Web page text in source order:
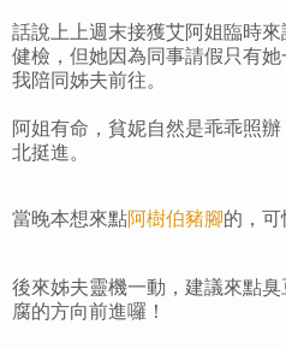
話說上上週末接獲艾阿姐臨時
健檢，但她因為同事請假只有
我陪同姊夫前往。
阿姐有命，貧妮自然是乖乖照
北挺進。
當晚本想來點阿樹伯豬腳的，可
後來姊夫靈機一動，建議來點
腐的方向前進囉！